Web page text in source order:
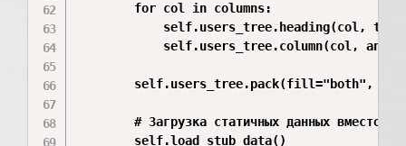
        for col in columns:
self.users_tree.heading(col,
self.users_tree.column(col,
self.users_tree.pack(fill="both",
# Загрузка статичных данных вместо
        self.load_stub_data()